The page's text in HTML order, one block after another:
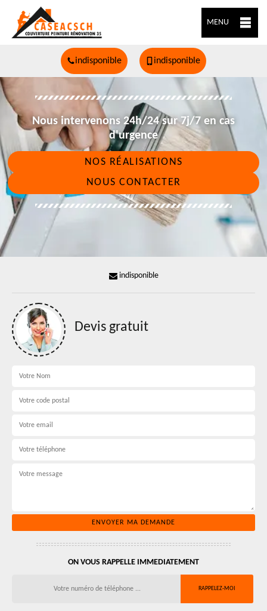
MENU
indisponible indisponible
Nous intervenons 24h/24 sur 7j/7 en cas
d'urgence
NOS RÉALISATIONS
NOUS CONTACTER
indisponible
Devis gratuit
ON VOUS RAPPELLE IMMEDIATEMENT